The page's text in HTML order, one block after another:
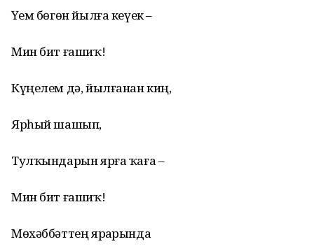
Үҙем бөгөн йылға кеүек –
Мин бит ғашиҡ!
Күңелем дә, йылғанан киң,
Ярһый шашып,
Тулҡындарын ярға ҡаға –
Мин бит ғашиҡ!
Мөхәббәттең ярҙарында